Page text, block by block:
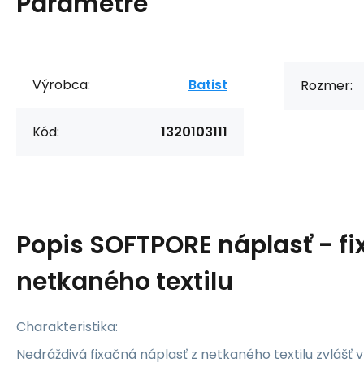
Výrobca: Batist
Kód: 1320103111
Rozmer:
Popis SOFTPORE náplasť -
netkaného textilu
Charakteristika:
Nedráždivá fixačná náplasť z netkaného textilu zvlášť